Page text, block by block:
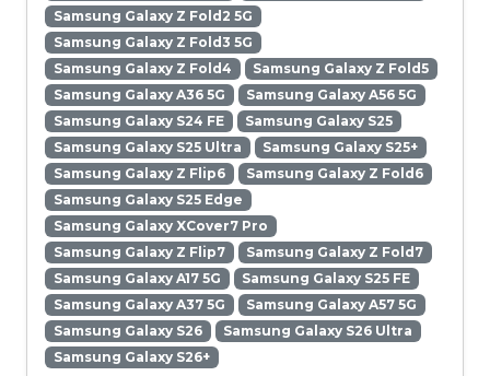
Samsung Galaxy Z Fold2 5G
Samsung Galaxy Z Fold3 5G
Samsung Galaxy Z Fold4
Samsung Galaxy Z Fold5
Samsung Galaxy A36 5G
Samsung Galaxy A56 5G
Samsung Galaxy S24 FE
Samsung Galaxy S25
Samsung Galaxy S25 Ultra
Samsung Galaxy S25+
Samsung Galaxy Z Flip6
Samsung Galaxy Z Fold6
Samsung Galaxy S25 Edge
Samsung Galaxy XCover7 Pro
Samsung Galaxy Z Flip7
Samsung Galaxy Z Fold7
Samsung Galaxy A17 5G
Samsung Galaxy S25 FE
Samsung Galaxy A37 5G
Samsung Galaxy A57 5G
Samsung Galaxy S26
Samsung Galaxy S26 Ultra
Samsung Galaxy S26+